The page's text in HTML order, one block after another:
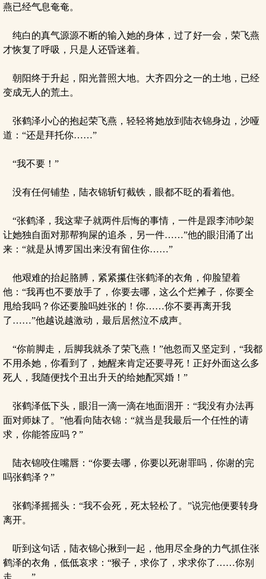
燕已经气息奄奄。
纯白的真气源源不断的输入她的身体，过了好一会，荣飞燕
才恢复了呼吸，只是人还昏迷着。
朝阳终于升起，阳光普照大地。大齐四分之一的土地，已经
变成无人的荒土。
张鹤泽小心的抱起荣飞燕，轻轻将她放到陆衣锦身边，沙哑
道：“还是拜托你……”
“我不要！”
没有任何铺垫，陆衣锦斩钉截铁，眼都不眨的看着他。
“张鹤泽，我这辈子就两件后悔的事情，一件是跟李沛吵架
让她独自面对那帮狗屎的追杀，另一件……”他的眼泪涌了出
来：“就是从博罗国出来没有留住你……”
他艰难的抬起胳膊，紧紧攥住张鹤泽的衣角，仰脸望着
他：“我再也不要放手了，你要去哪，这么个烂摊子，你要全
甩给我吗？你还要脸吗姓张的！你……你不要再离开我
了……”他越说越激动，最后居然泣不成声。
“你前脚走，后脚我就杀了荣飞燕！”他忽而又坚定到，“我都
不用杀她，你看到了，她醒来肯定还要寻死！正好外面这么多
死人，我随便找个丑出升天的给她配冥婚！”
张鹤泽低下头，眼泪一滴一滴在地面洇开：“我没有办法再
面对师妹了。”他看向陆衣锦：“就当是我最后一个任性的请
求，你能答应吗？”
陆衣锦咬住嘴唇：“你要去哪，你要以死谢罪吗，你谢的完
吗张鹤泽？”
张鹤泽摇摇头：“我不会死，死太轻松了。”说完他便要转身
离开。
听到这句话，陆衣锦心揪到一起，他用尽全身的力气抓住张
鹤泽的衣角，低低哀求：“猴子，求你了，求求你了……你别
走……”